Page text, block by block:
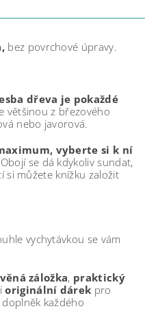
bez povrchové úpravy.
dřeva je pokaždé
většinou z březového
nebo javorová.
vyberte si k ní
Obojí se dá kdykoliv sundat,
si můžete knížku založit
vychytávkou se vám
záložka, praktický
ioriginální dárek pro
každého